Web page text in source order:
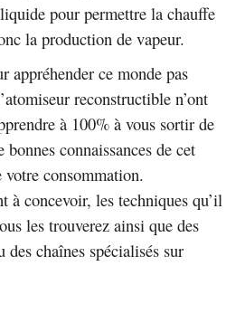
pour permettre la chauffe
la production de vapeur.
appréhender ce monde pas
reconstructible n’ont
à 100% à vous sortir de
connaissances de cet
consommation.
à concevoir, les techniques qu’il
les trouverez ainsi que des
des chaînes spécialisés sur